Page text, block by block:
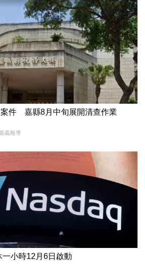
案件 嘉縣8月中旬展開清查作業
義報導
小時12月6日啟動